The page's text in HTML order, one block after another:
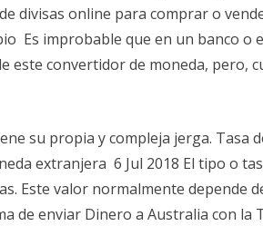
divisas online para comprar o
Es improbable que en un banco o
este convertidor de moneda, pero,
su propia y compleja jerga. Tasa
extranjera 6 Jul 2018 El tipo o
Este valor normalmente depende
de enviar Dinero a Australia con la